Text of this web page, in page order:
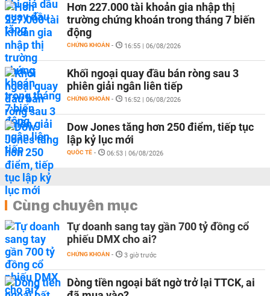
Hơn 227.000 tài khoản gia nhập thị
trường chứng khoán trong tháng 7 biến
động
CHỨNG KHOÁN - 16:55 | 06/08/2026
Khối ngoại quay đầu bán ròng sau 3
phiên giải ngân liên tiếp
CHỨNG KHOÁN - 16:52 | 06/08/2026
Dow Jones tăng hơn 250 điểm, tiếp tục
lập kỷ lục mới
QUỐC TẾ - 06:53 | 06/08/2026
Cùng chuyên mục
Tự doanh sang tay gần 700 tỷ đồng cổ
phiếu DMX cho ai?
CHỨNG KHOÁN - 3 giờ trước
Dòng tiền ngoại bất ngờ trở lại TTCK, ai